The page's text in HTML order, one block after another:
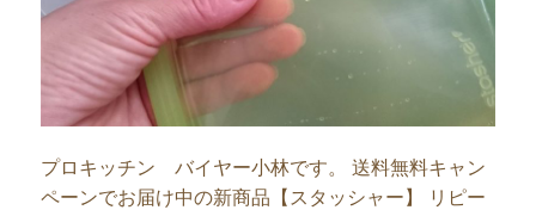
プロキッチン バイヤー小林です。 送料無料キャン
ペーンでお届け中の新商品【スタッシャー】 リピー